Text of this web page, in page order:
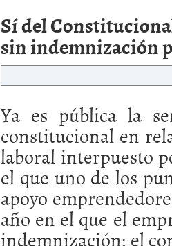
obligación
que
descubren
ya es
demasiado
tarde
2026/07/20
Por qué el 85% de
evitar ser una de
Barcelona y Madrid:
Si estás buscando tu
en 2026 2026/02/16
Cinco unicornios
Sí del
sin indemnización
Ya es pública la
constitucional en
laboral interpuesto
el que uno de los
apoyo
año en el que el
indemnización; el